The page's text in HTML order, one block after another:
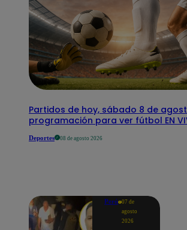
Partidos de hoy, sábado 8 de
programación para ver fútbol EN
Deportes 08 de agosto 2026
Perú 07 de
agosto
2026